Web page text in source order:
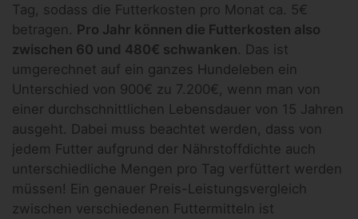
Tag, sodass die Futterkosten pro Monat ca. 5€
betragen. Pro Jahr können die Futterkosten also
zwischen 60 und 480€ schwanken. Das ist
umgerechnet auf ein ganzes Hundeleben ein
Unterschied von 900€ zu 7.200€, wenn man von
einer durchschnittlichen Lebensdauer von 15 Jahren
ausgeht. Dabei muss beachtet werden, dass von
jedem Futter aufgrund der Nährstoffdichte auch
unterschiedliche Mengen pro Tag verfüttert werden
müssen! Ein genauer Preis-Leistungsvergleich
zwischen verschiedenen Futtermitteln ist